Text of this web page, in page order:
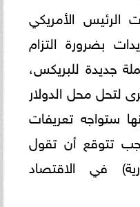
الرئيس الأمريكي
بضرورة التزام
جديدة للبريكس،
لتحل محل الدولار
ستواجه تعريفات
100٪، ويجب تتوقع أن تقول
في الاقتصاد